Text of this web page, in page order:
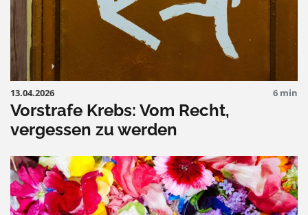
13.04.2026 6 min
Vorstrafe Krebs: Vom Recht,
vergessen zu werden